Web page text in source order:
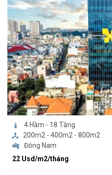
4 Hầm - 18 Tầng
200m2 - 400m2 - 800m2
Đông Nam
22 Usd/m2/tháng